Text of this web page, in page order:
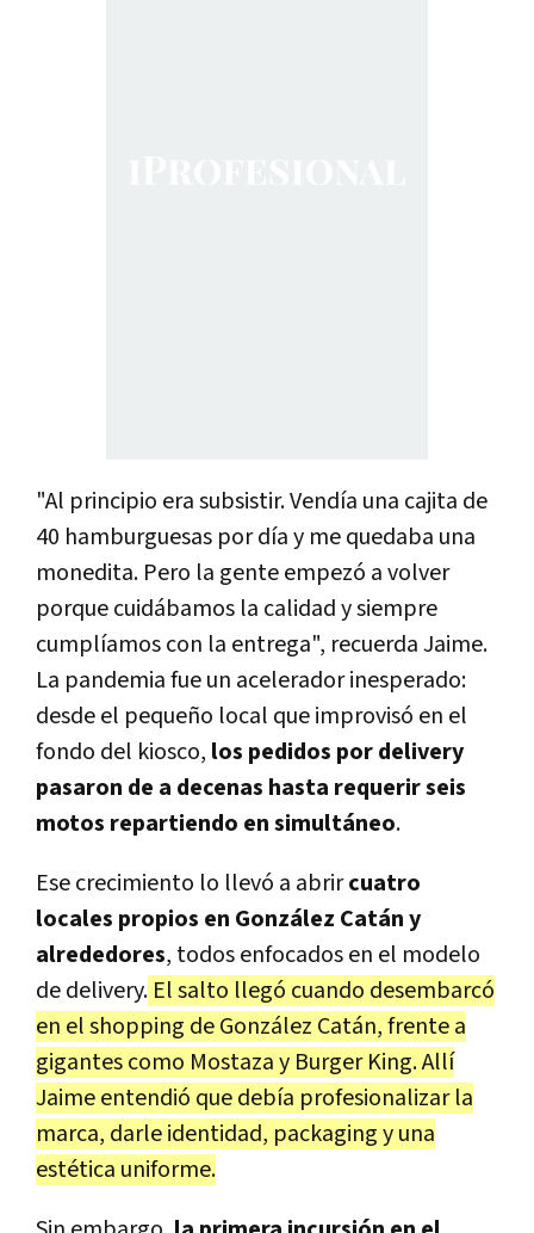
"Al principio era subsistir. Vendía una cajita de
40 hamburguesas por día y me quedaba una
monedita. Pero la gente empezó a volver
porque cuidábamos la calidad y siempre
cumplíamos con la entrega", recuerda Jaime.
La pandemia fue un acelerador inesperado:
desde el pequeño local que improvisó en el
fondo del kiosco, los pedidos por delivery
pasaron de a decenas hasta requerir seis
motos repartiendo en simultáneo.
Ese crecimiento lo llevó a abrircuatro
locales propios en González Catán y
alrededores, todos enfocados en el modelo
de delivery. El salto llegó cuando desembarcó
en el shopping de González Catán, frente a
gigantes como Mostaza y Burger King. Allí
Jaime entendió que debía profesionalizar la
marca, darle identidad, packaging y una
estética uniforme.